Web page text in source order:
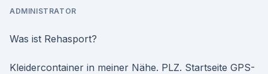
ADMINISTRATOR
Was ist Rehasport?
Kleidercontainer in meiner Nähe. PLZ. Startseite GPS-